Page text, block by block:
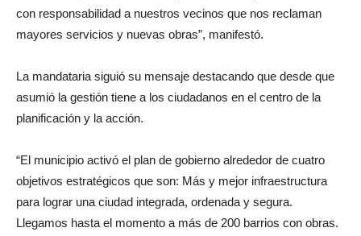
con responsabilidad a nuestros vecinos que nos reclaman
mayores servicios y nuevas obras”, manifestó.
La mandataria siguió su mensaje destacando que desde que
asumió la gestión tiene a los ciudadanos en el centro de la
planificación y la acción.
“El municipio activó el plan de gobierno alrededor de cuatro
objetivos estratégicos que son: Más y mejor infraestructura
para lograr una ciudad integrada, ordenada y segura.
Llegamos hasta el momento a más de 200 barrios con obras.